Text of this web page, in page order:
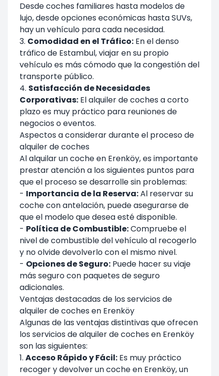
Desde coches familiares hasta modelos de
lujo, desde opciones económicas hasta SUVs,
hay un vehículo para cada necesidad.
3. Comodidad en el Tráfico: En el denso
tráfico de Estambul, viajar en su propio
vehículo es más cómodo que la congestión del
transporte público.
4. Satisfacción de Necesidades
Corporativas: El alquiler de coches a corto
plazo es muy práctico para reuniones de
negocios o eventos.
Aspectos a considerar durante el proceso de
alquiler de coches
Al alquilar un coche en Erenköy, es importante
prestar atención a los siguientes puntos para
que el proceso se desarrolle sin problemas:
- Importancia de la Reserva:Al reservar su
coche con antelación, puede asegurarse de
que el modelo que desea esté disponible.
- Política de Combustible:Compruebe el
nivel de combustible del vehículo al recogerlo
y no olvide devolverlo con el mismo nivel.
- Opciones de Seguro: Puede hacer su viaje
más seguro con paquetes de seguro
adicionales.
Ventajas destacadas de los servicios de
alquiler de coches en Erenköy
Algunas de las ventajas distintivas que ofrecen
los servicios de alquiler de coches en Erenköy
son las siguientes:
1. Acceso Rápido y Fácil: Es muy práctico
recoger y devolver un coche en Erenköy, un